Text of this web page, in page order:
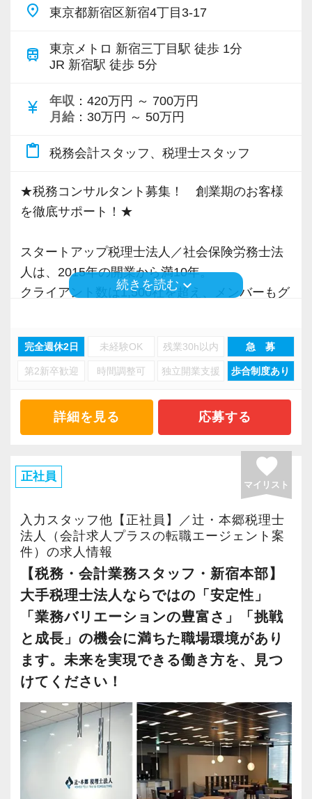
【ITシステム完備で効率よく業務をこなせま
IT化が非常に進んでいるのも当社の特徴。
代表が作業環境にも気を配っており、デュアル
モニターを全席設置。
入力もAI-OCRを使用して、業務効率化とペーパ
LINEWORKS、クラウドサインなどを活用して
せます。
ぜひ体験してください！
【明確なキャリアパスで成長をバックアップし
ます】
キャリアステップは等級制（1〜6等級）で、求
す。目標設定がしやすく、成長を実感しながら
ステップアップが可能です。
昇級は年に2回の自己申請制で何度でもチャレン
ジできます。
【定期的な班替えや席替えで、より多くのこと
当社ではフリーアドレスと固定席を併用しなが
そのなかで定期的な席替えやチームの班替えを
実施。得意分野や経験の異なる様々な人と一緒
に仕事を行うことで、より柔軟かつ多彩なノウ
ハウや知識を身に付けられる体制を整えていま
す。
また関西・関東とそれぞれの拠点での交流もあ
り、オンライン・オフラインを問わず気軽に話
し合える社風です。
【各種社会保険完備、ユニークな手当制度あ
り】
社会保険等の一般的な福利厚生の他に、各種手
税務能力検定等の資格検定に合格するともらえ
いたら、それを一緒になって実現するために大
ます。ご紹介案件が7割を超えているのも、そう
るからだと自負しています。
ルの向上を目指し、税務のプロとして高い信頼
お客様から信頼され、心の通ったサービスを提
供する真の「税務プロフェッショナル」として
【目指すは“大家族のような会社”明るく楽しく一
緒に働ける方を求めています】
ほど、仲が良くて明るいのが当社の特徴です。
実践型インターンは成⻑性を重視していて、や
りがいを持てることとステップアップできるこ
とを第一に考えています。
将来会計事務所で活躍したい熱い想いのある
方、お待ちしています！
【実務型研修・教育制度充実！学生の間に、こ
れからの会計業界で生き残るために必要な専門
性を磨けます】
会計業界はいずれコンピューターやAIに取って
変わられる職業と言われています。
その中で生き残るためにできることはコンピュ
ーターやAIにはできないお客様とのコミュニケ
ーション力を磨くこと。
当社では、全員がお客様のことを一番に考え、
最新の税務・会計サービスを提供しています。
現時点で深い知識や経験をお持ちでなくても安
心してください！
社員と同じように実務経験を積みながら税法や
会計の知識を得られるようフォロー体制はバッ
チリです。
ビスで、中小企業の経営を幅広くサポートして
新規顧問契約のお客様が毎年400件以上増加！
各オフィスに国税OB税理士が在籍しているの
応、給付金のサポート、補助金のサポートなど
お手伝いできる業務は数多く存在しています。
ており、さらなるサービス品質の向上を目指し
ています。
に対して認証される「社労士診断認証制度」を
取得しました。
「職場環境改善宣言企業」と「経営労務診断実
施企業」の認定を受け、今後も社員が働きやす
い環境づくりを積極的に推進していきます。
おりますので、当社で将来の不安なく働いてみ
ませんか？
【新宿の事務所はこんなオフィスです】
20代のスタッフが多数在籍しており、当社拠点
のなかでも一番明るく元気なオフィスです。
新宿三丁目駅直結で交通の便がよく、通勤しや
すい立地にあります。
飲食業や接客業のお客様が多く、お客様のご紹
介から新しいお客様も増えております。
実務重視の研修を幅広く実施しているため、ス
ピーディーに経験値を積むことができるのが最
大の魅力です。
バリバリ働いて活躍したい方、大歓迎です！
これからますます成長していく新宿オフィス
place 東京都新宿区新宿4丁目3-17
train
東京メトロ 新宿三丁目駅 徒歩 1分
JR 新宿駅 徒歩 5分
currency_yen 年収 ：420万円 ～ 700万円
月給 ：30万円 ～ 50万円
content_paste 税務会計スタッフ、税理士スタッフ
★税務コンサルタント募集！ 創業期のお客様
を徹底サポート！★
スタートアップ税理士法人／社会保険労務士法
人は、2015年の開業から満10年。
クライアント数は1,500社を超え、メンバーもグ
これまで私たちのサービスを評価、信頼いただ
いたお客様やパートナー様からのご紹介から、
出会いを重ね続けることができ、着実に業績を
伸ばしています。
私たちの組織の最大の資産であり価値の源泉は
一人ひとりが成長を続けることこそ、私たち自
身やクライアントのために一番重要であること
をみんなが理解しています。
これから組織がさらに成長していくために、
「困難はみんなで乗り越える」環境づくりにも
ますます取り組んでいくので、たとえ経験の浅
い方でも、意欲と気概を持たれていれば、必ず
ご活躍いただけます。
◆チームで業務に取り組み、みんなで助け合
◆わからないことはすぐに聞けるメンバー間
の風通しの良さが自慢！
◆仕事やチームの課題にはみんなで解決に臨
みます！
続きを読む keyboard_arrow_down
完全週休2日 未経験OK 残業30h以内 急 募
第2新卒歓迎 時間調整可 独立開業支援 歩合制度あり
詳細を見る 応募する
正社員 favorite
マイリスト
入力スタッフ他【正社員】／辻・本郷税理士
法人（会計求人プラスの転職エージェント案
件）の求人情報
【税務・会計業務スタッフ・新宿本部】
大手税理士法人ならではの「安定性」
「業務バリエーションの豊富さ」「挑戦
と成長」の機会に満ちた職場環境があり
ます。未来を実現できる働き方を、見つ
けてください！